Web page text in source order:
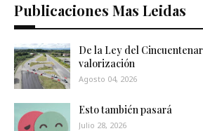
Publicaciones Mas Leidas
De la Ley del
valorización
Agosto 04, 2026
Esto también pasará
Julio 28, 2026